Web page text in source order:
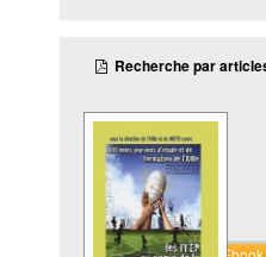
Recherche par